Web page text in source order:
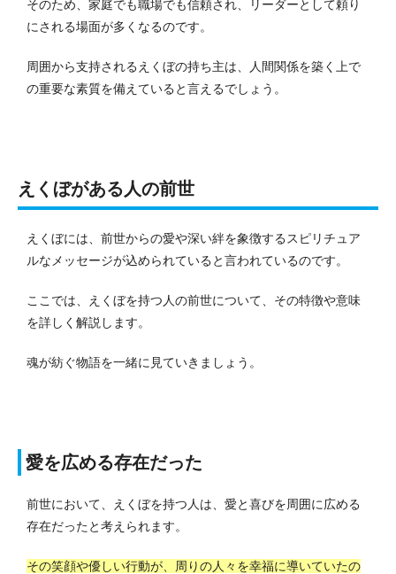
そのため、家庭でも職場でも信頼され、リーダーとして頼り
にされる場面が多くなるのです。
周囲から支持されるえくぼの持ち主は、人間関係を築く上で
の重要な素質を備えていると言えるでしょう。
えくぼがある人の前世
えくぼには、前世からの愛や深い絆を象徴するスピリチュア
ルなメッセージが込められていると言われているのです。
ここでは、えくぼを持つ人の前世について、その特徴や意味
を詳しく解説します。
魂が紡ぐ物語を一緒に見ていきましょう。
愛を広める存在だった
前世において、えくぼを持つ人は、愛と喜びを周囲に広める
存在だったと考えられます。
その笑顔や優しい行動が、周りの人々を幸福に導いていたの